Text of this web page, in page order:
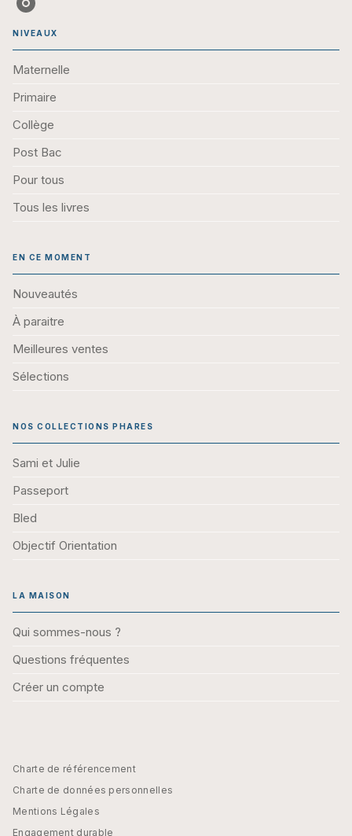
NIVEAUX
Maternelle
Primaire
Collège
Post Bac
Pour tous
Tous les livres
EN CE MOMENT
Nouveautés
À paraitre
Meilleures ventes
Sélections
NOS COLLECTIONS PHARES
Sami et Julie
Passeport
Bled
Objectif Orientation
LA MAISON
Qui sommes-nous ?
Questions fréquentes
Créer un compte
Charte de référencement
Charte de données personnelles
Mentions Légales
Engagement durable